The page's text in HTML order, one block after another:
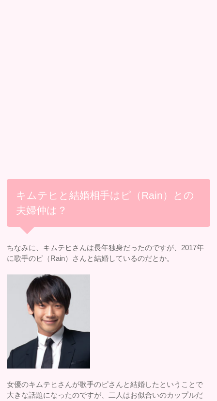
キムテヒと結婚相手はピ（Rain）との
夫婦仲は？
ちなみに、キムテヒさんは長年独身だったのですが、2017年
に歌手のピ（Rain）さんと結婚しているのだとか。
女優のキムテヒさんが歌手のピさんと結婚したということで
大きな話題になったのですが、二人はお似合いのカップルだ